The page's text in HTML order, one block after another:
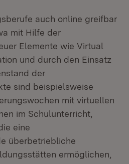
auch online greifbar
mit Hilfe der
Elemente wie Virtual
und durch den Einsatz
der
sind beispielsweise
mit virtuellen
im Schulunterricht,
eine
überbetriebliche
ermöglichen,